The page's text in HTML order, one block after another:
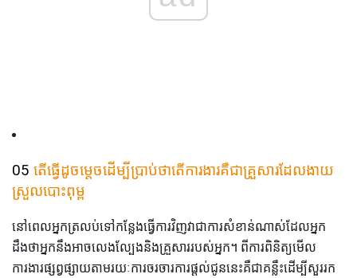
05 តើធ្វើដូចម្តេចដើម្បីប្រាប់ថាតើការងារគឺជាគ្រួសារដែលងាយ
ស្រួលបោះពុម្ព
នៅពេលអ្នកត្រលប់ទៅកន្លែងធ្វើការវិញវាជាការសំខាន់ណាស់ដែលអ្នក
ដឹងថាអ្នកនឹងអាចលេងល្បែងនិងគ្រួសាររបស់អ្នក។ ពីការពិនិត្យមើល
ការងារផ្សព្វផ្សាយតាមរយៈការចរចារការផ្តល់ជូននេះគឺជាគន្លឹះដើម្បីសួររក